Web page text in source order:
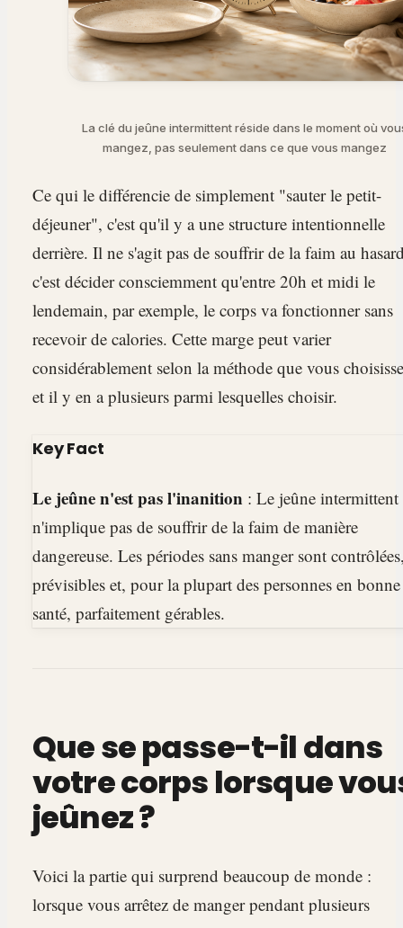
La clé du jeûne intermittent réside dans le moment où
mangez, pas seulement dans ce que vous mangez
Ce qui le différencie de simplement "sauter le petit-
déjeuner", c'est qu'il y a une structure intentionnelle
derrière. Il ne s'agit pas de souffrir de la faim au
c'est décider consciemment qu'entre 20h et midi le
lendemain, par exemple, le corps va fonctionner sans
recevoir de calories. Cette marge peut varier
considérablement selon la méthode que vous
et il y en a plusieurs parmi lesquelles choisir.
Key Fact
Le jeûne n'est pas l'inanition : Le jeûne intermittent
n'implique pas de souffrir de la faim de manière
dangereuse. Les périodes sans manger sont
prévisibles et, pour la plupart des personnes en bonne
santé, parfaitement gérables.
Que se passe-t-il dans
votre corps lorsque
jeûnez ?
Voici la partie qui surprend beaucoup de monde :
lorsque vous arrêtez de manger pendant plusieurs